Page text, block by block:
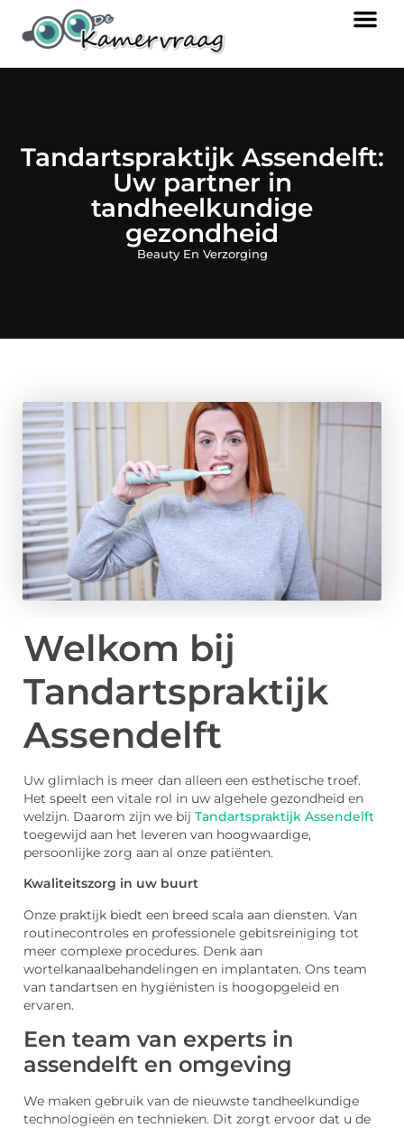
Tandartspraktijk Assendelft:
Uw partner in
tandheelkundige
gezondheid
Beauty En Verzorging
Welkom bij
Tandartspraktijk
Assendelft
Uw glimlach is meer dan alleen een esthetische troef.
Het speelt een vitale rol in uw algehele gezondheid en
welzijn. Daarom zijn we bij Tandartspraktijk Assendelft
toegewijd aan het leveren van hoogwaardige,
persoonlijke zorg aan al onze patiënten.
Kwaliteitszorg in uw buurt
Onze praktijk biedt een breed scala aan diensten. Van
routinecontroles en professionele gebitsreiniging tot
meer complexe procedures. Denk aan
wortelkanaalbehandelingen en implantaten. Ons team
van tandartsen en hygiënisten is hoogopgeleid en
ervaren.
Een team van experts in
assendelft en omgeving
We maken gebruik van de nieuwste tandheelkundige
technologieën en technieken. Dit zorgt ervoor dat u de